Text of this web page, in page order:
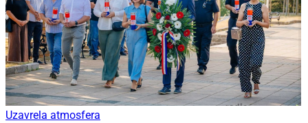
Uzavrela atmosfera